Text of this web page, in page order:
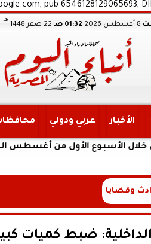
pub-6546128129065693,
01:32 صـ 22 صفر 1448
هـ
الأخبار عربي ودولي
الأول من أغسطس الجاري
وقضايا